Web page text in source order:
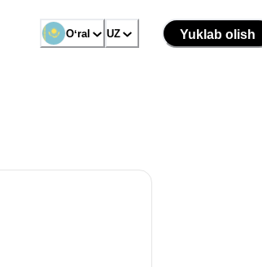
Oʻral UZ Yuklab olish